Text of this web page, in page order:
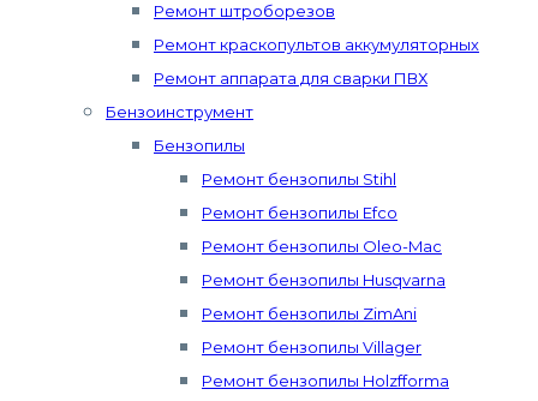
Ремонт штроборезов
Ремонт краскопультов аккумуляторных
Ремонт аппарата для сварки ПВХ
Бензоинструмент
Бензопилы
Ремонт бензопилы Stihl
Ремонт бензопилы Efco
Ремонт бензопилы Oleo-Mac
Ремонт бензопилы Husqvarna
Ремонт бензопилы ZimAni
Ремонт бензопилы Villager
Ремонт бензопилы Holzfforma